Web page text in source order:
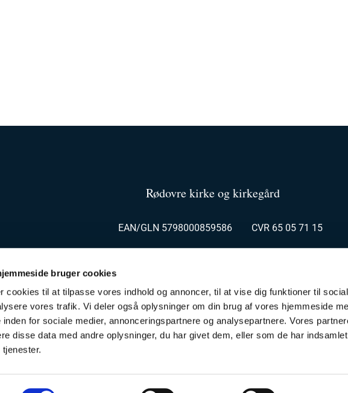
bruger cookies
cookies til at tilpasse vores indhold og annoncer, til at vise dig funktioner til
vores trafik. Vi deler også oplysninger om din brug af vores hjemmeside
inden for sociale medier, annonceringspartnere og analysepartnere. Vores
disse data med andre oplysninger, du har givet dem, eller som de har
Rødovre kirke og kirkegård
EAN/GLN 5798000859586 CVR 65 05 71 15
Rødovre kirkekontor Kirkesvinget 3, 2610 Rødovre